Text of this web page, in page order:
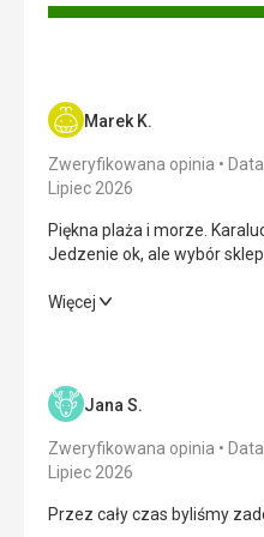
Usługi
pomocą Google Translate
Marek K.
Zweryfikowana opinia
Lipiec 2026
Piękna plaża i morze.
Jedzenie ok, ale wybór
Piękna plaża i morze.
Wyżywienie
Zakwaterowanie
Więcej
Jana S.
Zweryfikowana opinia
Lipiec 2026
Przez cały czas byliśmy